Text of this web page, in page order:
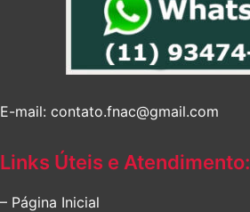
E-mail: contato.fnac@gmail.com
Links Úteis e Atendimento:
– Página Inicial